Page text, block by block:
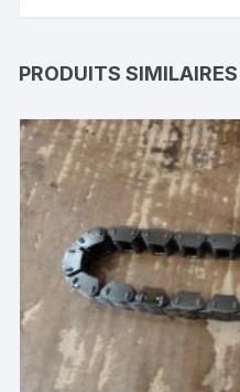
PRODUITS SIMILAIRES